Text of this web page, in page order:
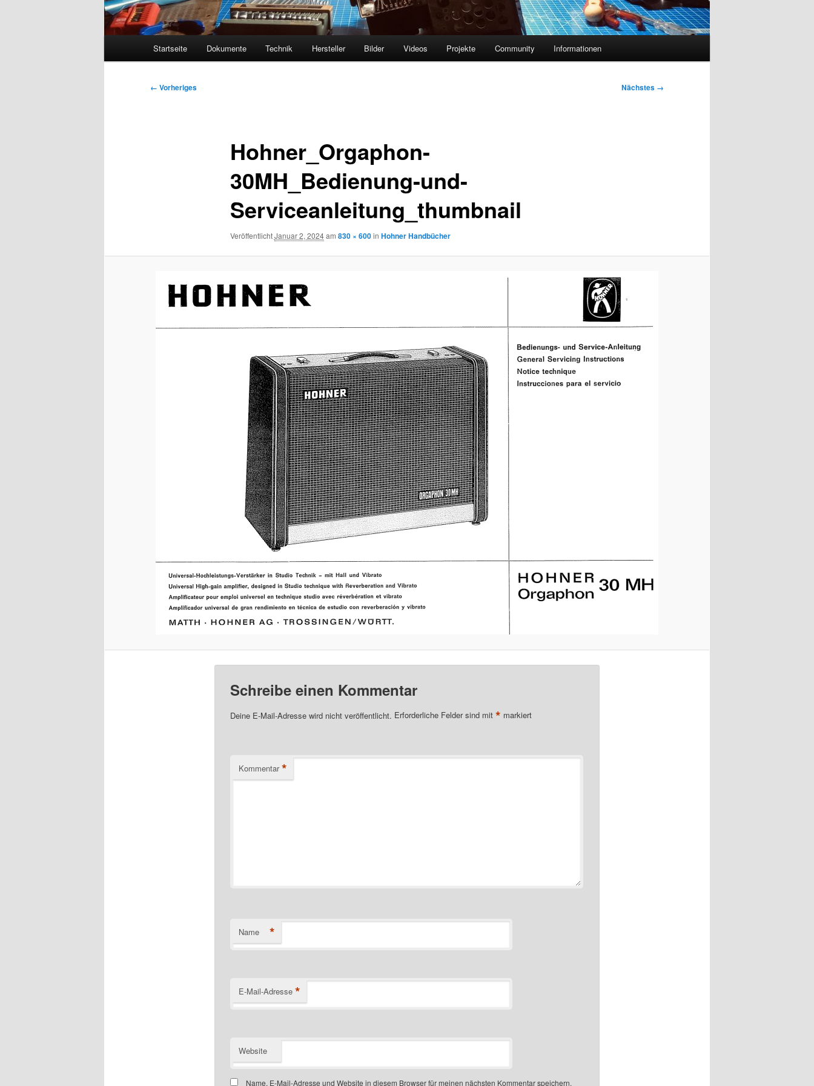
Startseite Dokumente Technik Hersteller Bilder Videos Projekte Community Informationen
Bilder-
← Vorheriges Nächstes →
Hohner_Orgaphon-
30MH_Bedienung-und-
Serviceanleitung_thumbnail
VeröffentlichtJanuar 2, 2024am 830 × 600in Hohner Handbücher
Schreibe einen Kommentar
Deine E-Mail-Adresse wird nicht veröffentlicht. Erforderliche Felder sind mit * markiert
Kommentar *
Name *
E-Mail-Adresse *
Website
Name, E-Mail-Adresse und Website in diesem Browser für meinen nächsten Kommentar speichern.